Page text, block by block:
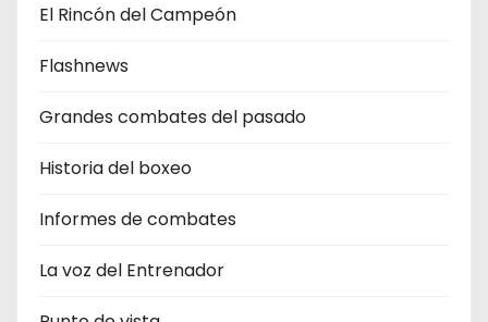
El Rincón del Campeón
Flashnews
Grandes combates del pasado
Historia del boxeo
Informes de combates
La voz del Entrenador